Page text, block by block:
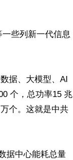
些列新一代信息
据、大模型、AI
个，总功率15 兆
个。这就是中共
据中心能耗总量